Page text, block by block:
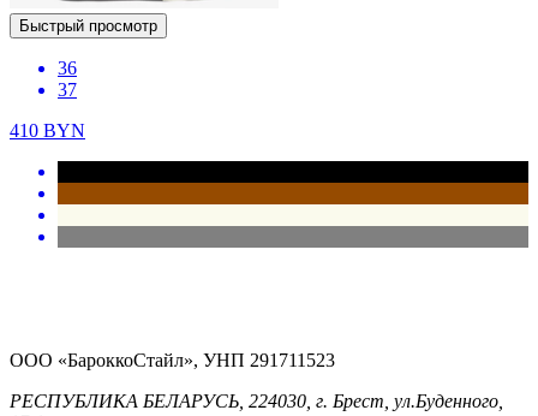
Быстрый просмотр
36
37
410 BYN
ООО «БароккоСтайл», УНП 291711523
РЕСПУБЛИКА БЕЛАРУСЬ, 224030, г. Брест, ул.Буденного,